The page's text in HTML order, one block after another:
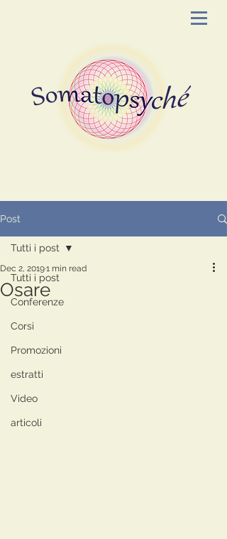
Post
Tutti i post
Conferenze
Corsi
Promozioni
estratti
Video
articoli
Tutti i post
Osare
Dec 2, 20191 min read